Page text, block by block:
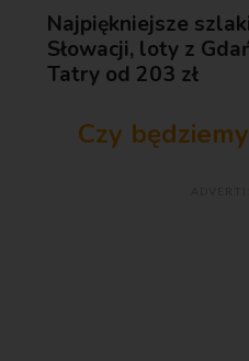
Najpiękniejsze
Słowacji, loty z
Tatry od 203 zł
Czy